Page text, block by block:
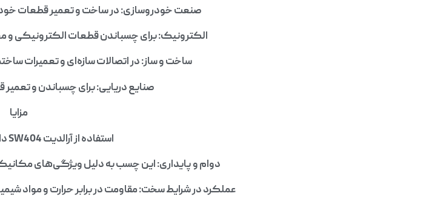
صنعت خودروسازی: در ساخت و تعمیر قطعات
الکترونیک: برای چسباندن قطعات الکترونیکی و
ساخت و ساز: در اتصالات سازه‌ای و تعمیرات
صنایع دریایی: برای چسباندن و
مزایا
استفاده از آرالدیت SW404 دارای مزایای زیر است:
دوام و پایداری: این چسب به دلیل ویژگی‌های مکانیکی
عملکرد در شرایط سخت: مقاومت در برابر حرارت و مواد